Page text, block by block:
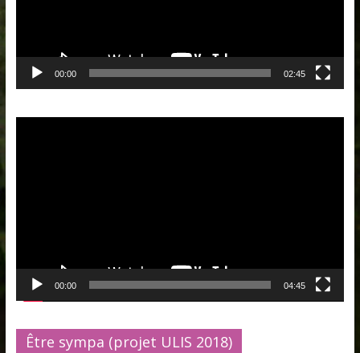
00:00 02:45
00:00 04:45
Être sympa (projet ULIS 2018)